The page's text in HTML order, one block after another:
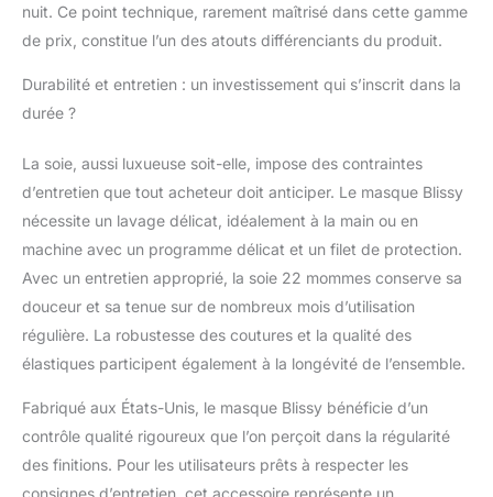
aux allergies et aux
sensibilités cutanées.
: Pure Blissy Silk
absorber. Les mêmes
caractéristiques
naturelles permettent
également à votre peau
conserver l'humidité et
la brillance.
nuit. Ce point technique, rarement maîtrisé dans cette gamme
de prix, constitue l’un des atouts différenciants du produit.
Durabilité et entretien : un investissement qui s’inscrit dans la
durée ?
La soie, aussi luxueuse soit-elle, impose des contraintes
d’entretien que tout acheteur doit anticiper. Le masque Blissy
nécessite un lavage délicat, idéalement à la main ou en
machine avec un programme délicat et un filet de protection.
Avec un entretien approprié, la soie 22 mommes conserve sa
douceur et sa tenue sur de nombreux mois d’utilisation
régulière. La robustesse des coutures et la qualité des
élastiques participent également à la longévité de l’ensemble.
Fabriqué aux États-Unis, le masque Blissy bénéficie d’un
contrôle qualité rigoureux que l’on perçoit dans la régularité
des finitions. Pour les utilisateurs prêts à respecter les
consignes d’entretien, cet accessoire représente un